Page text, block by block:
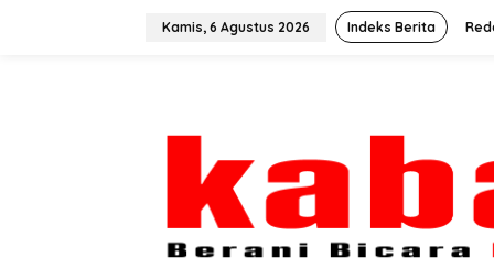
Kamis, 6 Agustus 2026 Indeks Berita